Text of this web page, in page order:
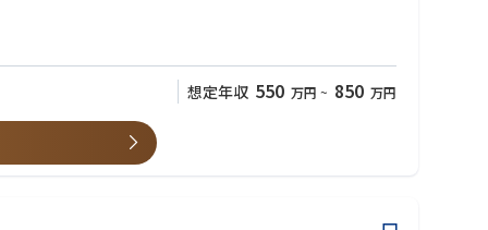
想定年収 550 万円 ~ 850 万円